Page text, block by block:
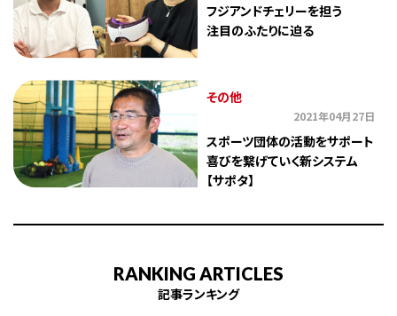
フジアンドチェリーを担う
注目のふたりに迫る
その他
2021年04月27日
スポーツ団体の活動をサポート
喜びを繋げていく新システム
【サポタ】
RANKING ARTICLES
記事ランキング